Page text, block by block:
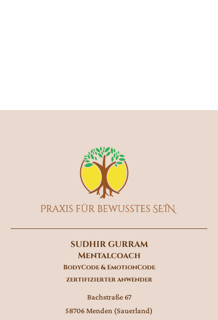
SUDHIR GURRAM
Mentalcoach
BodyCode &EmotionCode
zertifizierter anwender
Bachstraße 67
58706 Menden (Sauerland)